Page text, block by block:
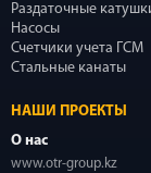
Раздаточные
Насосы
Счетчики учета ГСМ
Стальные канаты
НАШИ ПРОЕКТЫ
О нас
www.otr-group.kz